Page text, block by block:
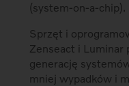
(system-on-a-chip).
Sprzęt i
Zenseact i Luminar
generację
mniej wypadków i